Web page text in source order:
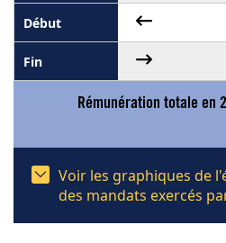
Rémunération totale en
Voir les graphiques de
des mandats exercés